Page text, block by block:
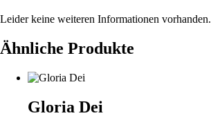
Leider keine weiteren Informationen vorhanden.
Ähnliche Produkte
Gloria Dei